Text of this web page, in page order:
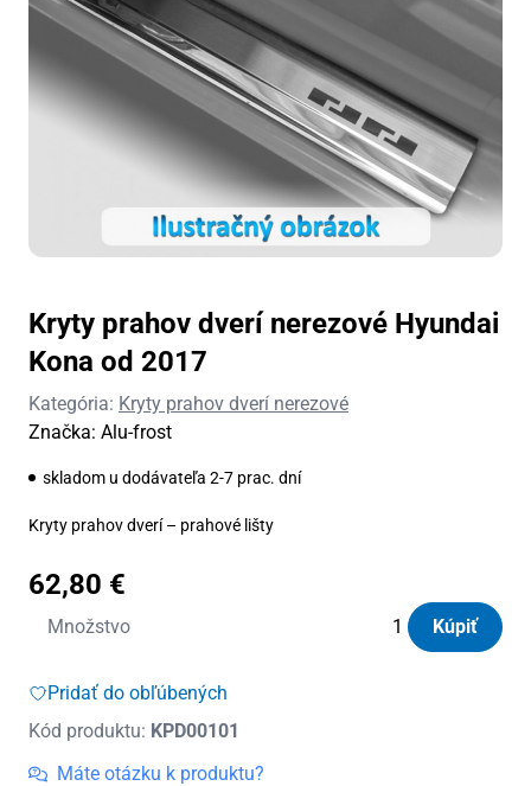
Kryty prahov dverí nerezové Hyundai
Kona od 2017
Kategória: Kryty prahov dverí nerezové
Značka: Alu-frost
skladom u dodávateľa 2-7 prac. dní
Kryty prahov dverí – prahové lišty
62,80 €
Množstvo
množstvo
prahov
nerezové
Hyundai
Kúpiť
Pridať do obľúbených
Kód produktu: KPD00101
Máte otázku k produktu?